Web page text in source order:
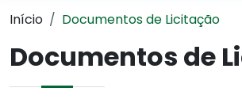
Início Documentos de Licitação
Documentos de